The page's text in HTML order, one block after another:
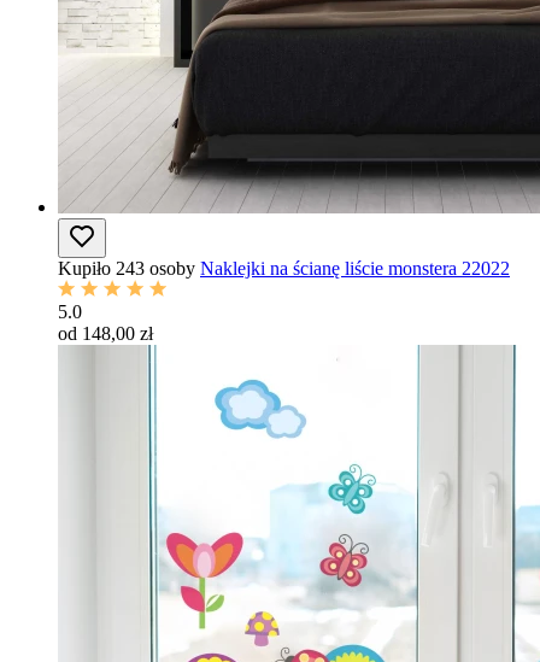
Kupiło 243 osoby Naklejki na ścianę liście monstera 22022
5.0
od 148,00 zł